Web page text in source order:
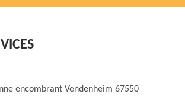
encombrant Vendenheim 67550